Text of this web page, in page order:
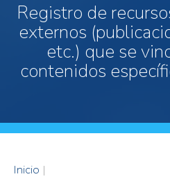
Registro de
externos
etc.) que se
contenidos
Inicio |